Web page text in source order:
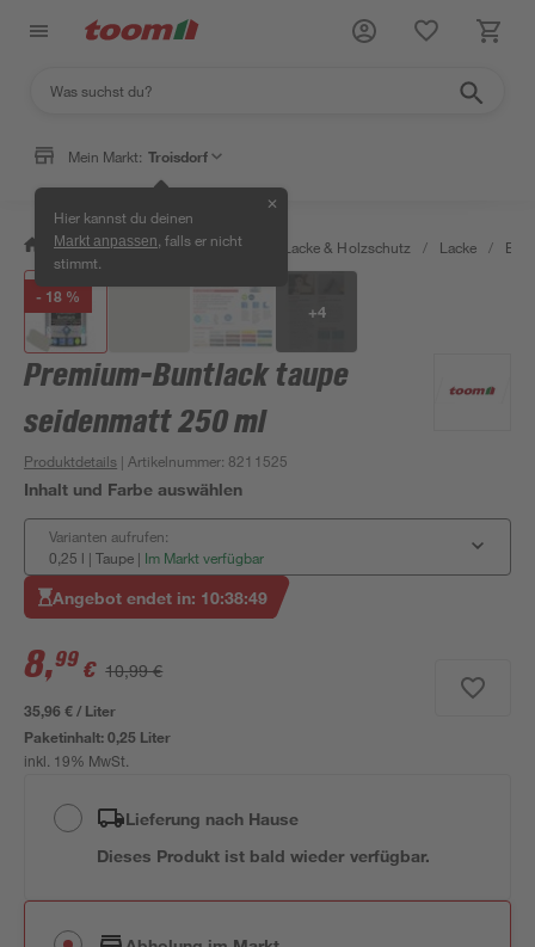
Mein Markt: Troisdorf
Hier kannst du deinen
Markt anpassen , falls er nicht
stimmt.
✕
/ Bauen & Renovieren / Farben, Lacke & Holzschutz / Lacke /
- 18 %
+4
Premium-Buntlack taupe
seidenmatt 250 ml
Produktdetails | Artikelnummer: 8211525
Inhalt und Farbe auswählen
Varianten aufrufen:
0,25 l | Taupe | Im Markt verfügbar
Angebot endet in: 10:38:49
8,99 € 10,99 €
35,96 € / Liter
Paketinhalt:0,25 Liter
inkl. 19% MwSt.
Lieferung nach Hause
Dieses Produkt ist bald wieder verfügbar.